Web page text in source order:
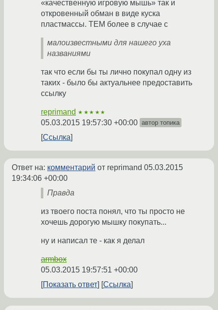
«качественную игровую мышь» так и
откровенный обман в виде куска
пластмассы. ТЕМ более в случае с
малоизвестными для нашего уха
названиями
так что если бы ты лично покупал одну из
таких - было бы актуальнее предоставить
ссылку
reprimand ★★★★★
05.03.2015 19:57:30 +00:00 автор топика
Ссылка
Ответ на: комментарий от reprimand 05.03.2015
19:34:06 +00:00
Правда
из твоего поста понял, что ты просто не
хочешь дорогую мышку покупать...
ну и написал те - как я делал
armbox
05.03.2015 19:57:51 +00:00
Показать ответ
Ссылка